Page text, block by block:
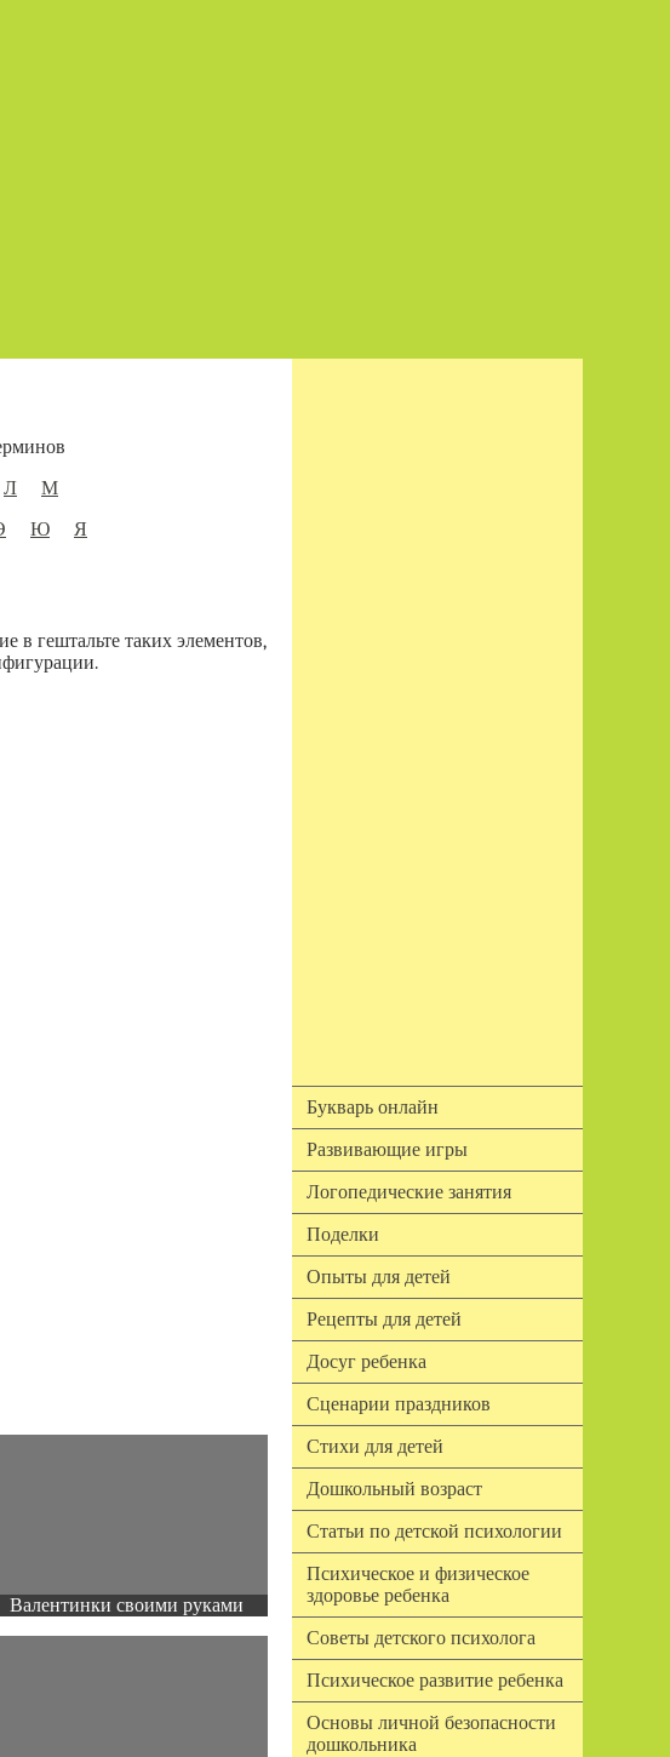
Л
М
Ю Я
в гештальте таких элементов,
Валентинки своими руками
Букварь онлайн
Развивающие игры
Логопедические занятия
Поделки
Опыты для детей
Рецепты для детей
Досуг ребенка
Сценарии праздников
Стихи для детей
Дошкольный возраст
Статьи по детской психологии
Психическое и физическое
здоровье ребенка
Советы детского психолога
Психическое развитие ребенка
Основы личной безопасности
дошкольника